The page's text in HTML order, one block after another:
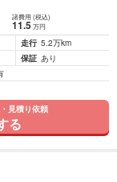
諸費用 (税込)
11.5 万円
走行 5.2万km
保証 あり
見積り依頼
る